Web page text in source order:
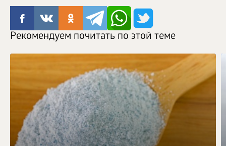
Рекомендуем почитать по этой теме